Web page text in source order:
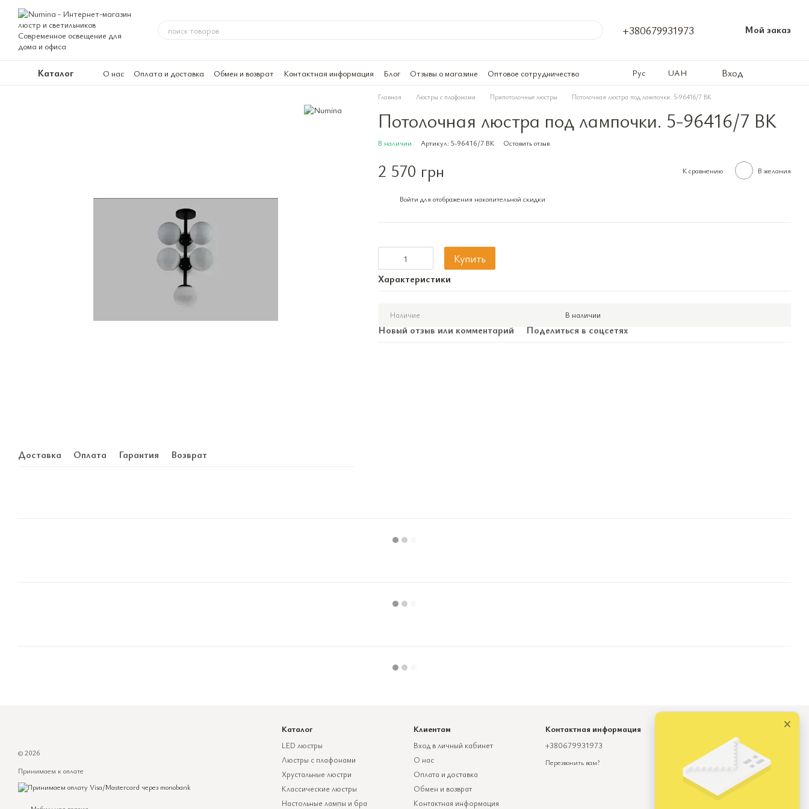
Перейти к основному контенту
+380679931973 Мой заказ
Каталог О нас Оплата и доставка Обмен и возврат Контактная информация Блог Отзывы о магазине Оптовое сотрудничество Рус UAH Вход
Доставка Оплата Гарантия Возврат
Главная Люстры с плафонами Припотолочные люстры Потолочная люстра под лампочки. 5-96416/7 BK
Потолочная люстра под лампочки. 5-96416/7 BK
В наличии Артикул: 5-96416/7 BK Оставить отзыв
2 570 грн К сравнению В желания
Войти для отображения накопительной скидки
Купить
Характеристики
Наличие В наличии
Новый отзыв или комментарий Поделиться в соцсетях
© 2026
Принимаем к оплате
Каталог
LED люстры
Люстры с плафонами
Хрустальные люстри
Классические люстры
Настольные лампы и бра
Клиентам
Вход в личный кабинет
О нас
Оплата и доставка
Обмен и возврат
Контактная информация
Контактная информация
+380679931973
Перезвонить вам?
Telegram
numinda.od@gmail.com